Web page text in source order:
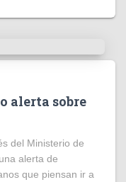
alerta sobre
del Ministerio de
alerta de
que piensan ir a